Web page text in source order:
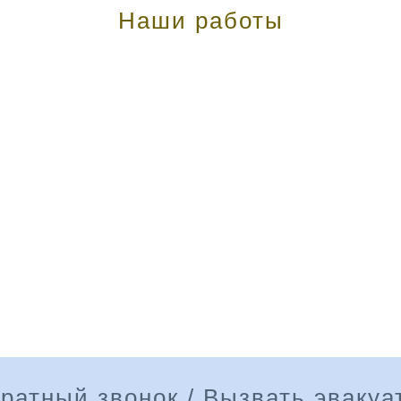
Наши работы